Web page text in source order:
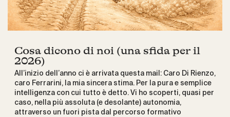
Cosa dicono di noi (una sfida per il
2026)
All’inizio dell’anno ci è arrivata questa mail: Caro Di Rienzo,
caro Ferrarini, la mia sincera stima. Per la pura e semplice
intelligenza con cui tutto è detto. Vi ho scoperti, quasi per
caso, nella più assoluta (e desolante) autonomia,
attraverso un fuori pista dal percorso formativo